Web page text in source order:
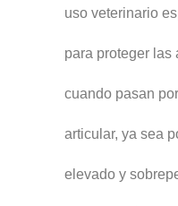
uso veterinario
para proteger las
cuando pasan
articular, ya sea
elevado y